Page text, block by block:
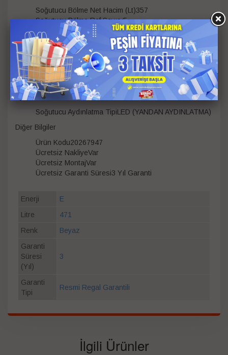
Soğutucu Bölme Net Hacim (Lt)357
Soğutucu Bölme Raf Sayısı5
Ayarlanabilir Cam RafVar
Dondurucu
Dondurucu Bölme Net Hacmi lt115
Dondurucu Bölme Çekmece Sayısı2
Dondurucu Bölme Yıldız Sayısı4
Aydınlatma
Soğutucu Aydınlatma TipiLED (YANDAN AYDINLATMA)
Diğer Bilgiler
Ürün Kodu20267947
Ücretsiz NakliyeVar
Ücretsiz MontajVar
Ücretsiz Garanti Süresi3 Yıl Garanti
Enerji
E
Litre
471
Renk
Beyaz
Garanti
Süresi
(Yıl)
3
Garanti
Tipi
Resmi Regal Garantili
İlgili Ürünler